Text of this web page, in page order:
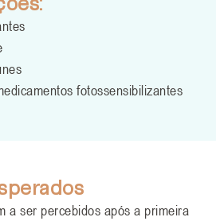
fotossensibilizantes
a ser percebidos após a primeira